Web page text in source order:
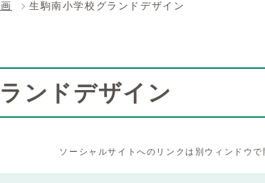
生駒南小学校グランドデザイン
ンドデザイン
ソーシャルサイトへのリンクは別ウィンドウで